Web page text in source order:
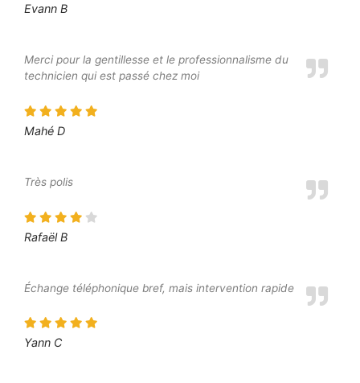
Evann B
Merci pour la gentillesse et le professionnalisme du
technicien qui est passé chez moi
Mahé D
Très polis
Rafaël B
Échange téléphonique bref, mais intervention rapide
Yann C